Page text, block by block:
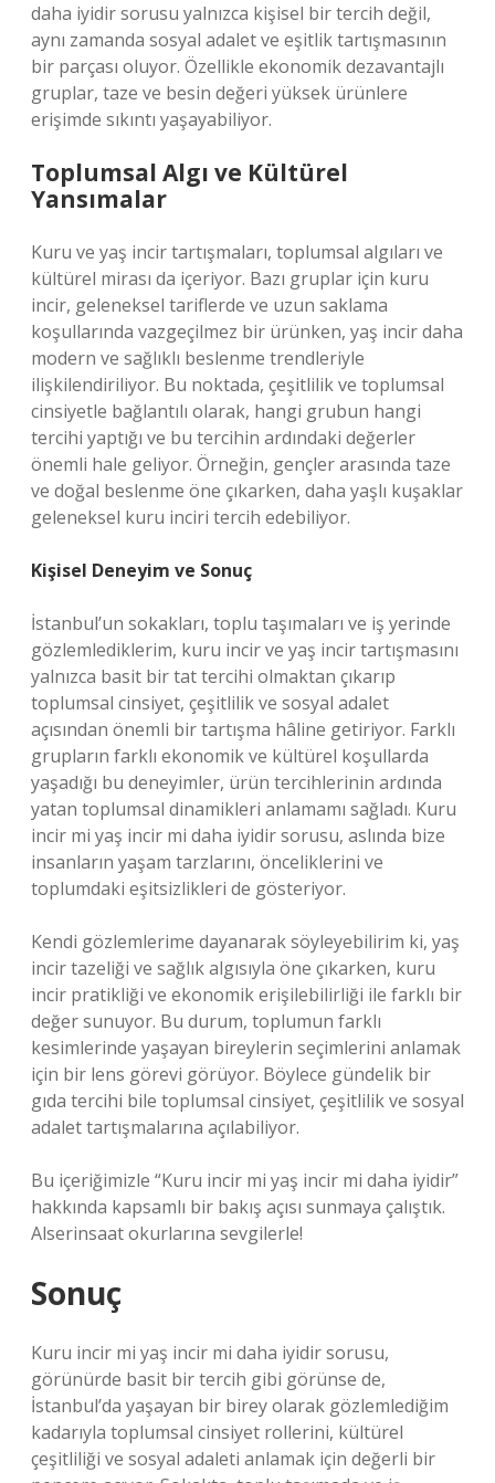
daha iyidir sorusu yalnızca kişisel bir tercih değil,
aynı zamanda sosyal adalet ve eşitlik tartışmasının
bir parçası oluyor. Özellikle ekonomik dezavantajlı
gruplar, taze ve besin değeri yüksek ürünlere
erişimde sıkıntı yaşayabiliyor.
Toplumsal Algı ve Kültürel
Yansımalar
Kuru ve yaş incir tartışmaları, toplumsal algıları ve
kültürel mirası da içeriyor. Bazı gruplar için kuru
incir, geleneksel tariflerde ve uzun saklama
koşullarında vazgeçilmez bir ürünken, yaş incir daha
modern ve sağlıklı beslenme trendleriyle
ilişkilendiriliyor. Bu noktada, çeşitlilik ve toplumsal
cinsiyetle bağlantılı olarak, hangi grubun hangi
tercihi yaptığı ve bu tercihin ardındaki değerler
önemli hale geliyor. Örneğin, gençler arasında taze
ve doğal beslenme öne çıkarken, daha yaşlı kuşaklar
geleneksel kuru inciri tercih edebiliyor.
Kişisel Deneyim ve Sonuç
İstanbul’un sokakları, toplu taşımaları ve iş yerinde
gözlemlediklerim, kuru incir ve yaş incir tartışmasını
yalnızca basit bir tat tercihi olmaktan çıkarıp
toplumsal cinsiyet, çeşitlilik ve sosyal adalet
açısından önemli bir tartışma hâline getiriyor. Farklı
grupların farklı ekonomik ve kültürel koşullarda
yaşadığı bu deneyimler, ürün tercihlerinin ardında
yatan toplumsal dinamikleri anlamamı sağladı. Kuru
incir mi yaş incir mi daha iyidir sorusu, aslında bize
insanların yaşam tarzlarını, önceliklerini ve
toplumdaki eşitsizlikleri de gösteriyor.
Kendi gözlemlerime dayanarak söyleyebilirim ki, yaş
incir tazeliği ve sağlık algısıyla öne çıkarken, kuru
incir pratikliği ve ekonomik erişilebilirliği ile farklı bir
değer sunuyor. Bu durum, toplumun farklı
kesimlerinde yaşayan bireylerin seçimlerini anlamak
için bir lens görevi görüyor. Böylece gündelik bir
gıda tercihi bile toplumsal cinsiyet, çeşitlilik ve sosyal
adalet tartışmalarına açılabiliyor.
Bu içeriğimizle “Kuru incir mi yaş incir mi daha iyidir”
hakkında kapsamlı bir bakış açısı sunmaya çalıştık.
Alserinsaat okurlarına sevgilerle!
Sonuç
Kuru incir mi yaş incir mi daha iyidir sorusu,
görünürde basit bir tercih gibi görünse de,
İstanbul’da yaşayan bir birey olarak gözlemlediğim
kadarıyla toplumsal cinsiyet rollerini, kültürel
çeşitliliği ve sosyal adaleti anlamak için değerli bir